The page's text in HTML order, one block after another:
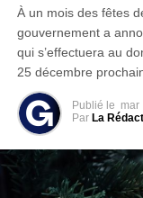
À un mois des fêtes
gouvernement a
qui s’effectuera au
25 décembre
Publié le mar
Par La